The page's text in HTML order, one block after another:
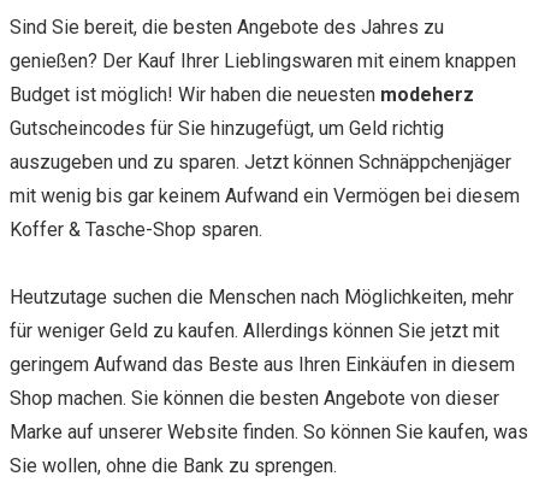
Sind Sie bereit, die besten Angebote des Jahres zu
genießen? Der Kauf Ihrer Lieblingswaren mit einem knappen
Budget ist möglich! Wir haben die neuesten modeherz
Gutscheincodes für Sie hinzugefügt, um Geld richtig
auszugeben und zu sparen. Jetzt können Schnäppchenjäger
mit wenig bis gar keinem Aufwand ein Vermögen bei diesem
Koffer & Tasche-Shop sparen.
Heutzutage suchen die Menschen nach Möglichkeiten, mehr
für weniger Geld zu kaufen. Allerdings können Sie jetzt mit
geringem Aufwand das Beste aus Ihren Einkäufen in diesem
Shop machen. Sie können die besten Angebote von dieser
Marke auf unserer Website finden. So können Sie kaufen, was
Sie wollen, ohne die Bank zu sprengen.